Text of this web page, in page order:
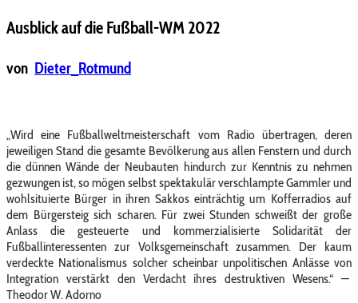
Ausblick auf die Fußball-WM 2022
von Dieter_Rotmund
„Wird eine Fußballweltmeisterschaft vom Radio übertragen, deren
jeweiligen Stand die gesamte Bevölkerung aus allen Fenstern und durch
die dünnen Wände der Neubauten hindurch zur Kenntnis zu nehmen
gezwungen ist, so mögen selbst spektakulär verschlampte Gammler und
wohlsituierte Bürger in ihren Sakkos einträchtig um Kofferradios auf
dem Bürgersteig sich scharen. Für zwei Stunden schweißt der große
Anlass die gesteuerte und kommerzialisierte Solidarität der
Fußballinteressenten zur Volksgemeinschaft zusammen. Der kaum
verdeckte Nationalismus solcher scheinbar unpolitischen Anlässe von
Integration verstärkt den Verdacht ihres destruktiven Wesens.“ —
Theodor W. Adorno